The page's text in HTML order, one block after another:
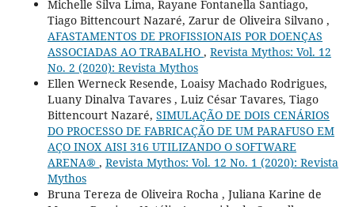
Michelle Silva Lima, Rayane Fontanella Santiago,
Tiago Bittencourt Nazaré, Zarur de Oliveira Silvano ,
AFASTAMENTOS DE PROFISSIONAIS POR DOENÇAS
ASSOCIADAS AO TRABALHO , Revista Mythos: Vol. 12
No. 2 (2020): Revista Mythos
Ellen Werneck Resende, Loaisy Machado Rodrigues,
Luany Dinalva Tavares , Luiz César Tavares, Tiago
Bittencourt Nazaré, SIMULAÇÃO DE DOIS CENÁRIOS
DO PROCESSO DE FABRICAÇÃO DE UM PARAFUSO EM
AÇO INOX AISI 316 UTILIZANDO O SOFTWARE
ARENA® , Revista Mythos: Vol. 12 No. 1 (2020): Revista
Mythos
Bruna Tereza de Oliveira Rocha , Juliana Karine de